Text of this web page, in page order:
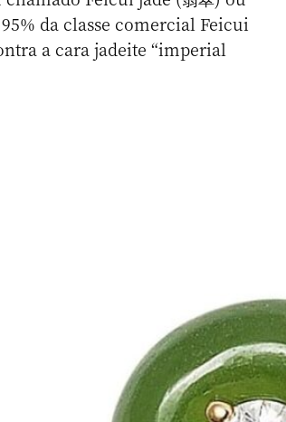
da classe comercial Feicui
a cara jadeite “imperial